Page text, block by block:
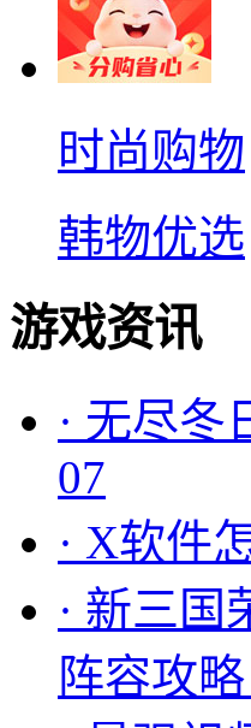
时尚购物
韩物优选
游戏资讯
· 无尽冬
07
· X软件
· 新三国
阵容攻略